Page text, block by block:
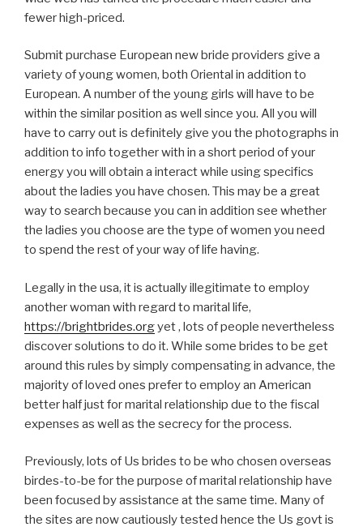
fewer high-priced.
Submit purchase European new bride providers give a
variety of young women, both Oriental in addition to
European. A number of the young girls will have to be
within the similar position as well since you. All you will
have to carry out is definitely give you the photographs in
addition to info together with in a short period of your
energy you will obtain a interact while using specifics
about the ladies you have chosen. This may be a great
way to search because you can in addition see whether
the ladies you choose are the type of women you need
to spend the rest of your way of life having.
Legally in the usa, it is actually illegitimate to employ
another woman with regard to marital life,
https://brightbrides.orgyet , lots of people nevertheless
discover solutions to do it. While some brides to be get
around this rules by simply compensating in advance, the
majority of loved ones prefer to employ an American
better half just for marital relationship due to the fiscal
expenses as well as the secrecy for the process.
Previously, lots of Us brides to be who chosen overseas
birdes-to-be for the purpose of marital relationship have
been focused by assistance at the same time. Many of
the sites are now cautiously tested hence the Us govt is